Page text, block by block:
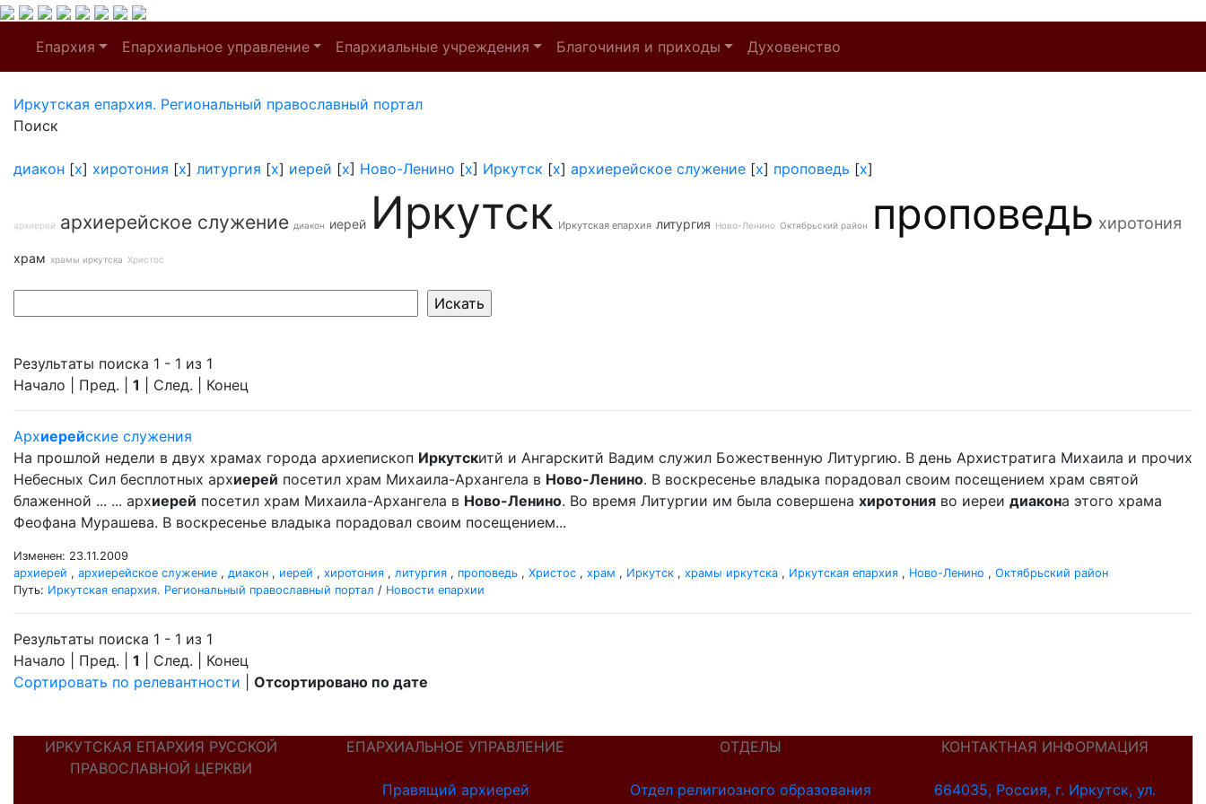
Епархия Епархиальное управление Епархиальные учреждения Благочиния и приходы Духовенство
Иркутская епархия. Региональный православный портал
Поиск
диакон [x] хиротония [x] литургия [x] иерей [x] Ново-Ленино [x] Иркутск [x] архиерейское служение [x] проповедь [x]
архиерей архиерейское служение диакон иерей Иркутск Иркутская епархия литургия Ново-Ленино Октябрьский район проповедь хиротония
храм храмы иркутска Христос
Результаты поиска 1 - 1 из 1
Начало | Пред. | 1 | След. | Конец
Архиерейские служения
На прошлой недели в двух храмах города архиепископ Иркутскитй и Ангарскитй Вадим служил Божественную Литургию. В день Архистратига Михаила и прочих
Небесных Сил бесплотных архиерей посетил храм Михаила-Архангела в Ново-Ленино. В воскресенье владыка порадовал своим посещением храм святой
блаженной ... ... архиерей посетил храм Михаила-Архангела в Ново-Ленино. Во время Литургии им была совершена хиротония во иереи диакона этого храма
Феофана Мурашева. В воскресенье владыка порадовал своим посещением...
Изменен: 23.11.2009
архиерей , архиерейское служение , диакон , иерей , хиротония , литургия , проповедь , Христос , храм , Иркутск , храмы иркутска , Иркутская епархия , Ново-Ленино , Октябрьский район
Путь: Иркутская епархия. Региональный православный портал / Новости епархии
Результаты поиска 1 - 1 из 1
Начало | Пред. | 1 | След. | Конец
Сортировать по релевантности
Отсортировано по дате
ИРКУТСКАЯ ЕПАРХИЯ РУССКОЙ
ПРАВОСЛАВНОЙ ЦЕРКВИ
ЕПАРХИАЛЬНОЕ УПРАВЛЕНИЕ
Правящий архиерей
ОТДЕЛЫ
Отдел религиозного образования
КОНТАКТНАЯ ИНФОРМАЦИЯ
664035, Россия, г. Иркутск, ул.